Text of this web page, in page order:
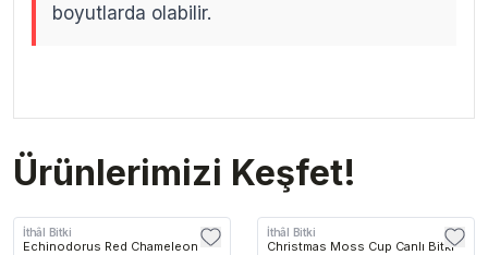
boyutlarda olabilir.
Ürünlerimizi Keşfet!
İthâl Bitki
Echinodorus Red Chameleon
İthâl Bitki
Christmas Moss Cup Canlı Bitki